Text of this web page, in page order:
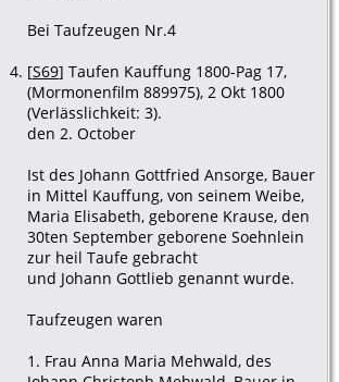
Bei Taufzeugen Nr.4
[S69] Taufen Kauffung 1800-Pag 17,
(Mormonenfilm 889975), 2 Okt 1800
(Verlässlichkeit: 3).
den 2. October
Ist des Johann Gottfried Ansorge, Bauer
in Mittel Kauffung, von seinem Weibe,
Maria Elisabeth, geborene Krause, den
30ten September geborene Soehnlein
zur heil Taufe gebracht
und Johann Gottlieb genannt wurde.
Taufzeugen waren
1. Frau Anna Maria Mehwald, des